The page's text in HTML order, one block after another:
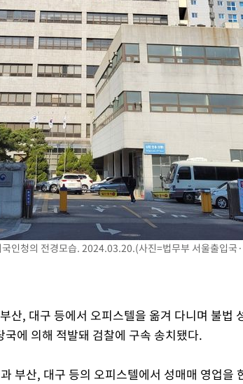
인청의 전경모습. 2024.03.20.(사진=법무부 서울출입국
산, 대구 등에서 오피스텔을 옮겨 다니며 불법
에 의해 적발돼 검찰에 구속 송치됐다.
부산, 대구 등의 오피스텔에서 성매매 영업을